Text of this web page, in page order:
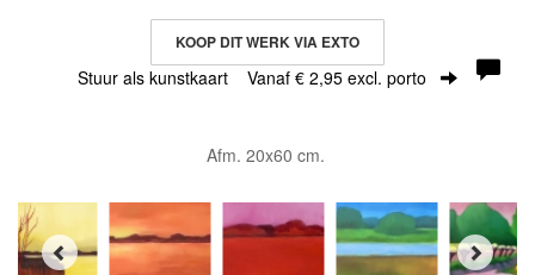
KOOP DIT WERK VIA EXTO
Stuur als kunstkaart Vanaf € 2,95 excl. porto
Afm. 20x60 cm.